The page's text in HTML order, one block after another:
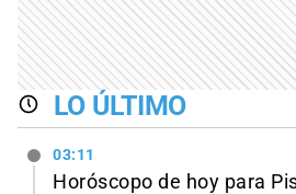
LO ÚLTIMO
03:11
Horóscopo de hoy para